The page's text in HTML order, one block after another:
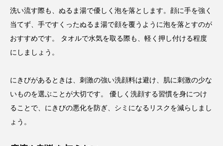
洗い流す際も、ぬるま湯で優しく泡を落とします。顔に手を強く
当てず、手ですくったぬるま湯で顔を覆うように泡を落とすのが
おすすめです。 タオルで水気を取る際も、軽く押し付ける程度
にしましょう。
にきびがあるときは、刺激の強い洗顔料は避け、肌に刺激の少な
いものを選ぶことが大切です。 優しく洗顔する習慣を身につけ
ることで、にきびの悪化を防ぎ、シミになるリスクを減らしまし
ょう。